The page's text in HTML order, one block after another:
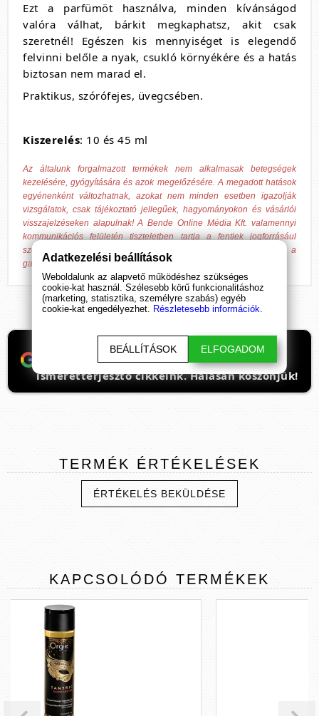
Ezt a parfümöt használva, minden kívánságod
valóra válhat, bárkit megkaphatsz, akit csak
szeretnél! Egészen kis mennyiséget is elegendő
felvinni belőle a nyak, csukló környékére és a hatás
biztosan nem marad el.
Praktikus, szórófejes, üvegcsében.
Kiszerelés: 10 és 45 ml
Az általunk forgalmazott termékek nem alkalmasak betegségek
kezelésére, gyógyítására és azok megelőzésére. A megadott hatások
egyénenként változhatnak, azokat nem minden esetben igazolják
vizsgálatok, csak tájékoztató jellegűek, hagyományokon és vásárlói
visszajelzéseken alapulnak! A Bende Online Média Kft. valamennyi
kommunikációs felületén tiszteletben tartja a fentiek jogforrásául
szolgáló 37/2004. (IV. 26.) ESzCsM rendeletben írtakat, továbbá a
gazdasági versenyhivatali előírásokat.
Ha támogatnád a munkánkat, itt tudod
beállítani, hogy előre kerüljenek
ismeretterjesztő cikkeink. Hálásan köszönjük!
TERMÉK ÉRTÉKELÉSEK
ÉRTÉKELÉS BEKÜLDÉSE
KAPCSOLÓDÓ TERMÉKEK
Adatkezelési beállítások
Weboldalunk az alapvető működéshez szükséges
cookie-kat használ. Szélesebb körű funkcionalitáshoz
(marketing, statisztika, személyre szabás) egyéb
cookie-kat engedélyezhet. Részletesebb információk.
BEÁLLÍTÁSOK ELFOGADOM